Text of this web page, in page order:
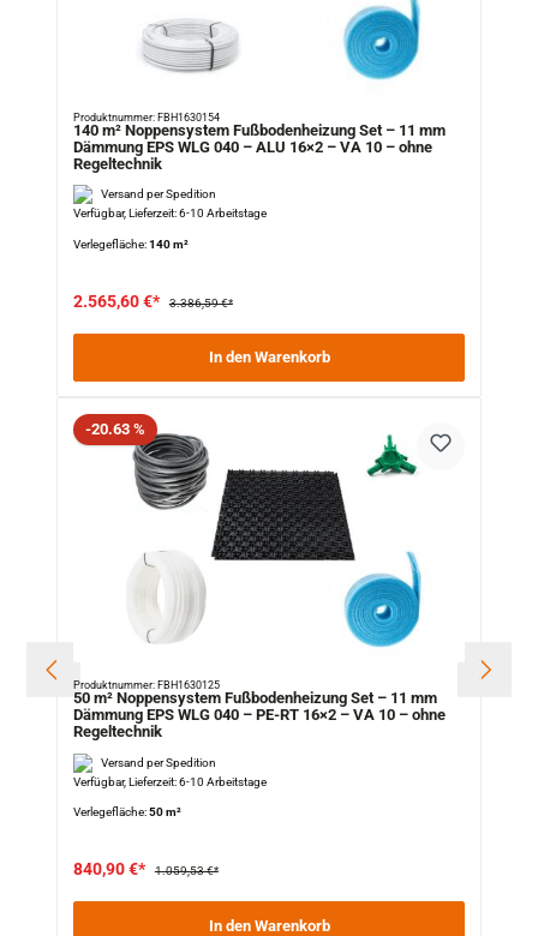
Produktnummer: FBH1630154
140 m² Noppensystem Fußbodenheizung Set – 11 mm
Dämmung EPS WLG 040 – ALU 16×2 – VA 10 – ohne
Regeltechnik
Versand per Spedition
Verfügbar, Lieferzeit: 6-10 Arbeitstage
Verlegefläche:140 m²
2.565,60 €* 3.386,59 €*
In den Warenkorb
Rabatt
-20.63 %
Produktnummer: FBH1630125
50 m² Noppensystem Fußbodenheizung Set – 11 mm
Dämmung EPS WLG 040 – PE-RT 16×2 – VA 10 – ohne
Regeltechnik
Versand per Spedition
Verfügbar, Lieferzeit: 6-10 Arbeitstage
Verlegefläche:50 m²
840,90 €* 1.059,53 €*
In den Warenkorb